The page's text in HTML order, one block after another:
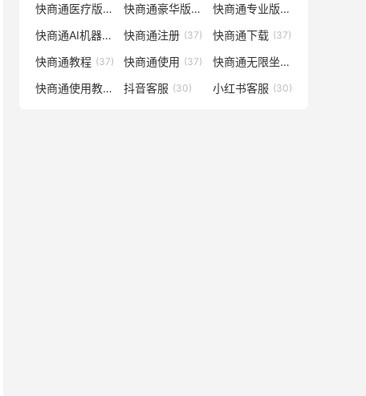
快商通医疗版(39) 快商通豪华版(39) 快商通专业版(39)
快商通AI机器人 (39)
快商通注册 (37) 快商通下载 (37)
快商通教程 (37) 快商通使用 (37) 快商通无限坐席
快商通使用教程 (33)
抖音客服 (30) 小红书客服 (30)